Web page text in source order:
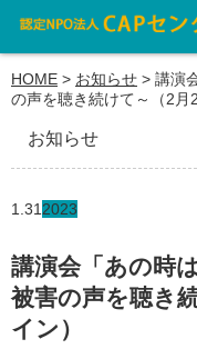
HOME > お知らせ > 講演
の声を聴き続けて～（2月
お知らせ
1.31 2023
講演会「あの時
被害の声を聴き
イン）